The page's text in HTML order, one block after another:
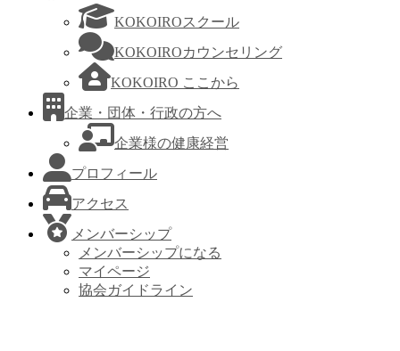
KOKOIROスクール
KOKOIROカウンセリング
KOKOIRO ここから
企業・団体・行政の方へ
企業様の健康経営
プロフィール
アクセス
メンバーシップ
メンバーシップになる
マイページ
協会ガイドライン